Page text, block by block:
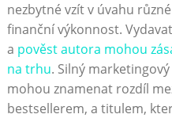
nezbytné vzít v úvahu
finanční výkonnost.
a pověst autora mohou
na trhu. Silný
mohou znamenat rozdíl
bestsellerem, a titulem,